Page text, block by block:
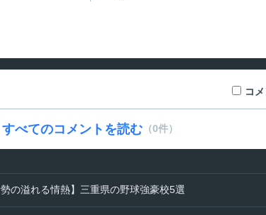
コ
すべてのコメントを読む （0件）
勢の溢れる情熱】三重県の野球強豪校5選